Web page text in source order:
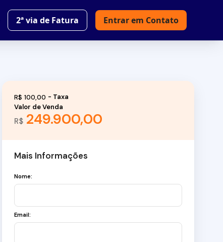
Entrar em Contato
2ª via de Fatura
R$249.900,00
Valor de Venda
R$ 100,00
Mais Informações
Nome:
Email: